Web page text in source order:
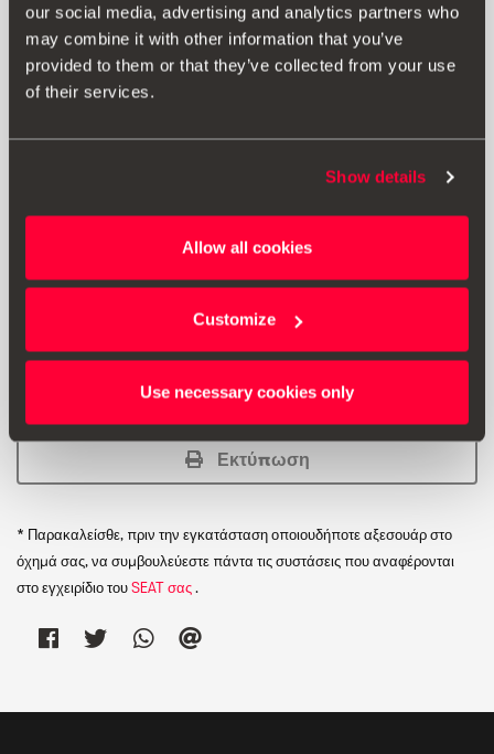
our social media, advertising and analytics partners who
may combine it with other information that you’ve
provided to them or that they’ve collected from your use
of their services.
Show details
Allow all cookies
Customize
Use necessary cookies only
Προϊόν Εγγραφα
CUPRA BORN, SEAT IBIZA, SEAT ARONA).
Εκτύπωση
* Παρακαλείσθε, πριν την εγκατάσταση οποιουδήποτε αξεσουάρ στο
όχημά σας, να συμβουλεύεστε πάντα τις συστάσεις που αναφέρονται
στο εγχειρίδιο τουSEAT σας.